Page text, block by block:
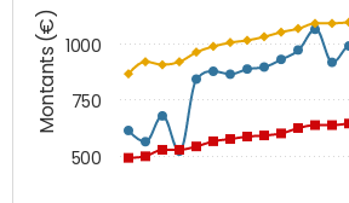
Montants (€)
500
750
1000